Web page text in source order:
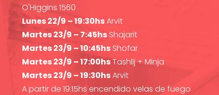
O'Higgins 1560
Lunes 22/9 – 19:30hsArvit
Martes 23/9 – 7:45hsShajarit
Martes 23/9 – 10:45hsShofar
Martes 23/9 – 17:00hsTashlij + Minja
Martes 23/9 – 19:30hsArvit
A partir de 19:15hs encendido velas de fuego